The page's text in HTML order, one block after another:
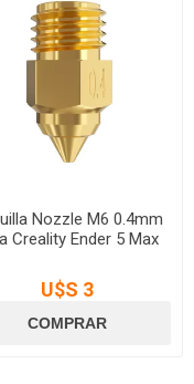
Nozzle M6 0.4mm
Creality Ender 5 Max
U$S 3